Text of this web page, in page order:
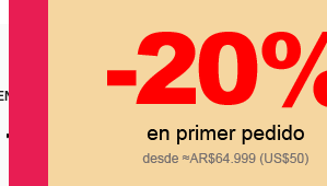
EN APP